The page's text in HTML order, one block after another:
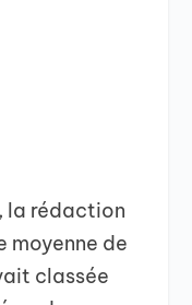
la rédaction
moyenne de
classée